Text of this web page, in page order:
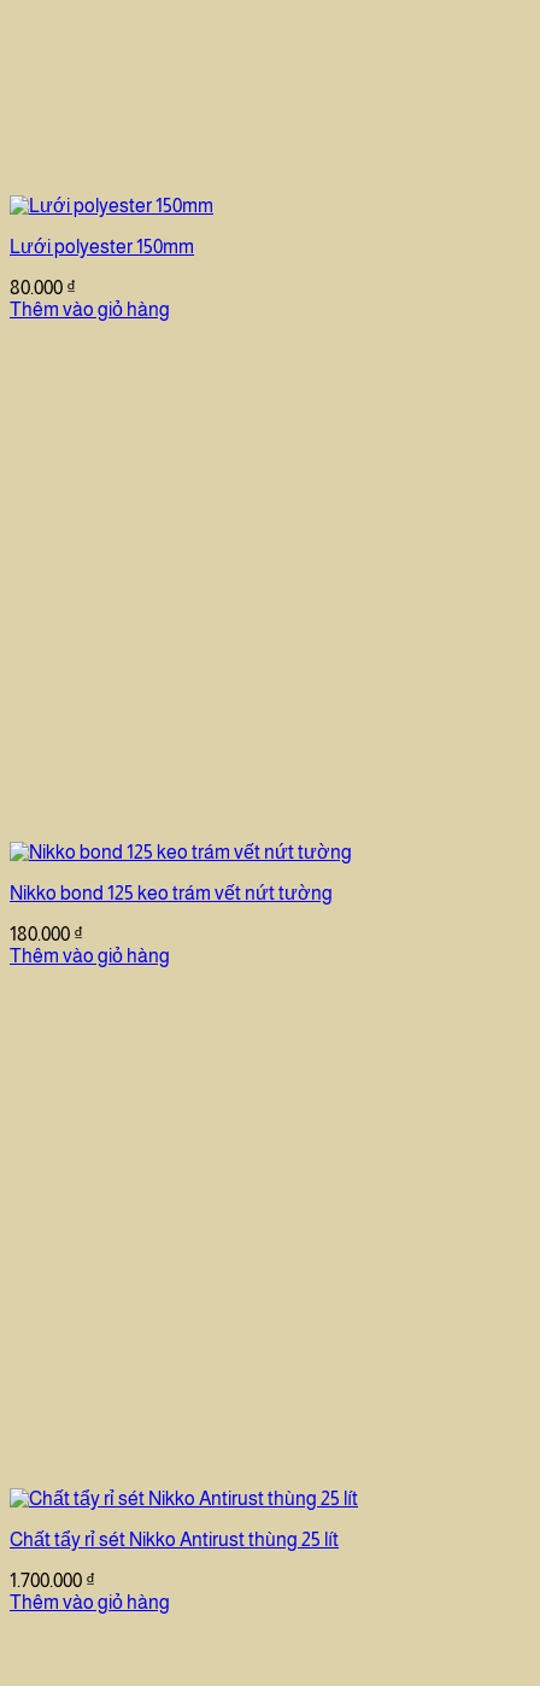
Lưới polyester 150mm
80.000 ₫
Thêm vào giỏ hàng
Nikko bond 125 keo trám vết nứt tường
180.000 ₫
Thêm vào giỏ hàng
Chất tẩy rỉ sét Nikko Antirust thùng 25 lít
1.700.000 ₫
Thêm vào giỏ hàng